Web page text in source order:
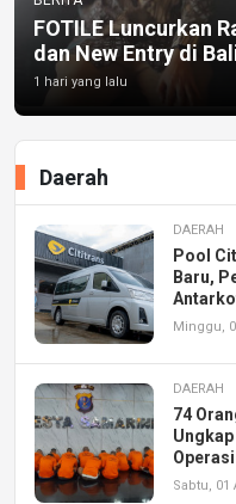
FOTILE Luncurkan
dan New Entry di
1 hari yang lalu
Daerah
DAERAH
Pool
Baru,
Minggu,
DAERAH
74
Sabtu, 01